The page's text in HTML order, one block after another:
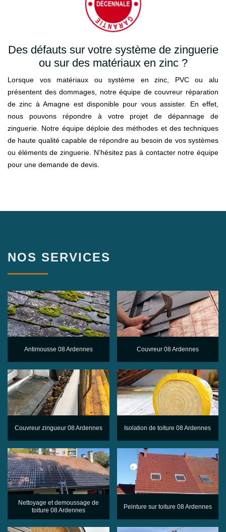
Des défauts sur votre système de zinguerie
ou sur des matériaux en zinc ?
Lorsque vos matériaux ou système en zinc, PVC ou alu
présentent des dommages, notre équipe de couvreur réparation
de zinc à Amagne est disponible pour vous assister. En effet,
nous pouvons répondre à votre projet de dépannage de
zinguerie. Notre équipe déploie des méthodes et des techniques
de haute qualité capable de répondre au besoin de vos systèmes
ou éléments de zinguerie. N’hésitez pas à contacter notre équipe
pour une demande de devis.
NOS SERVICES
Antimousse 08 Ardennes Couvreur 08 Ardennes
Couvreur zingueur 08 Ardennes Isolation de toiture 08 Ardennes
Nettoyage et demoussage de
toiture 08 Ardennes
Peinture sur toiture 08 Ardennes